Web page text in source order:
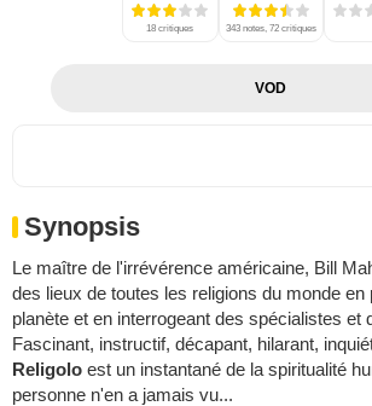
18 critiques 343 notes, 72 critiques
VOD
Synopsis
Le maître de l'irrévérence américaine, Bill
des lieux de toutes les religions du monde en
planète et en interrogeant des spécialistes et
Fascinant, instructif, décapant, hilarant,
Religolo est un instantané de la spiritualité
personne n'en a jamais vu...